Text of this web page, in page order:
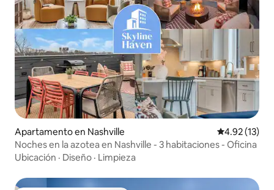
Apartamento en Nashville Calificación
4.92 (13)
Noches en la azotea en Nashville - 3 habitaciones - Oficina
Ubicación · Diseño · Limpieza